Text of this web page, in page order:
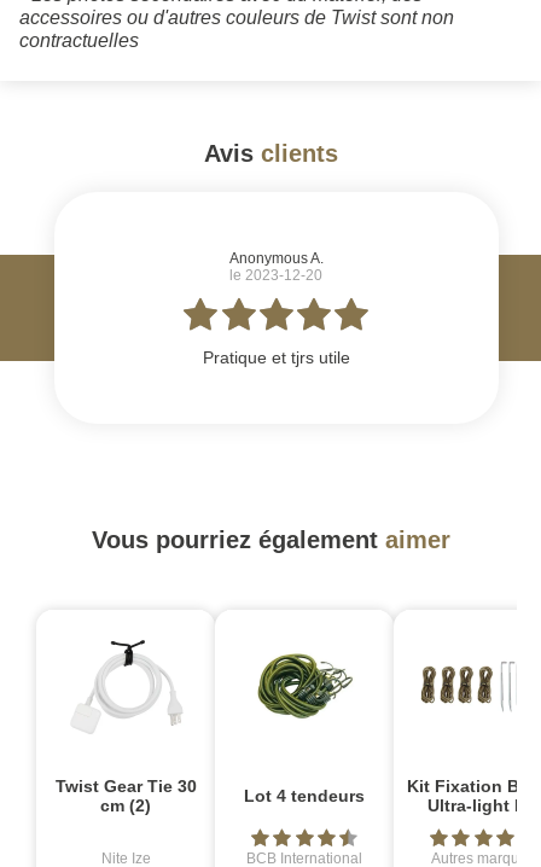
accessoires ou d'autres couleurs de Twist sont non
contractuelles
Avis clients
Anonymous A.
le 2023-12-20
Pratique et tjrs utile
Vous pourriez également aimer
Twist Gear Tie 30
cm (2)
Nite Ize
Lot 4 tendeurs
BCB International
Kit Fixation
Ultra-light PM
Autres marques